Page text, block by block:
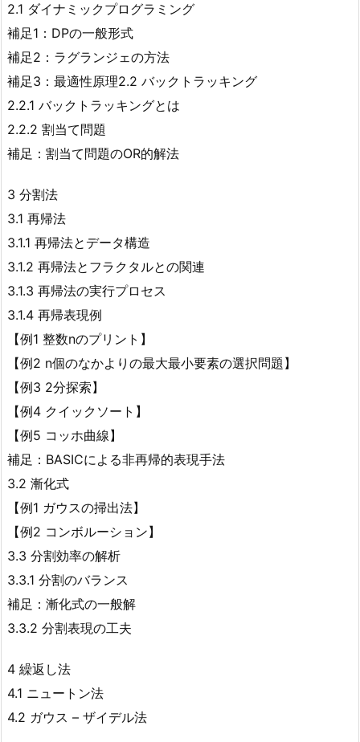
2.1 ダイナミックプログラミング
補足1：DPの一般形式
補足2：ラグランジェの方法
補足3：最適性原理2.2 バックトラッキング
2.2.1 バックトラッキングとは
2.2.2 割当て問題
補足：割当て問題のOR的解法
3 分割法
3.1 再帰法
3.1.1 再帰法とデータ構造
3.1.2 再帰法とフラクタルとの関連
3.1.3 再帰法の実行プロセス
3.1.4 再帰表現例
【例1 整数nのプリント】
【例2 n個のなかよりの最大最小要素の選択問題】
【例3 2分探索】
【例4 クイックソート】
【例5 コッホ曲線】
補足：BASICによる非再帰的表現手法
3.2 漸化式
【例1 ガウスの掃出法】
【例2 コンボルーション】
3.3 分割効率の解析
3.3.1 分割のバランス
補足：漸化式の一般解
3.3.2 分割表現の工夫
4 繰返し法
4.1 ニュートン法
4.2 ガウス – ザイデル法